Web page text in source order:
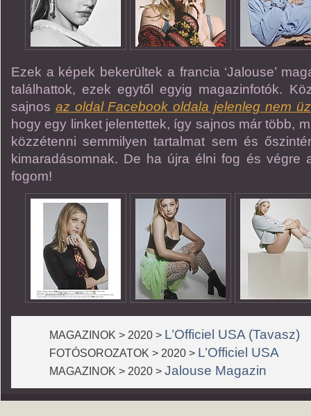
Ezek a képek bekerültek a francia ‘Jalouse’
találhattok, ezek egytől egyig magazinfotók.
sajnos az oldal Facebook oldala jelenleg nem
hogy egy linket jelentettek, így sajnos már több,
közzétenni semmilyen tartalmat sem és
kimaradásomnak. De ha újra élni fog és végre
fogom!
MAGAZINOK > 2020 > L’Officiel USA (Tavasz)
FOTÓSOROZATOK > 2020 > L’Officiel USA
MAGAZINOK > 2020 > Jalouse Magazin